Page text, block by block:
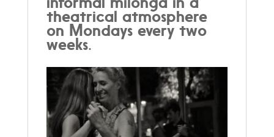
theatrical atmosphere
on Mondays every two
weeks.